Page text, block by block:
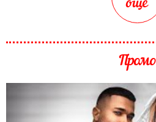
още
Промо